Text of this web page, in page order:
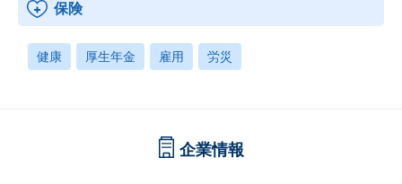
保険
健康 厚生年金 雇用 労災
企業情報